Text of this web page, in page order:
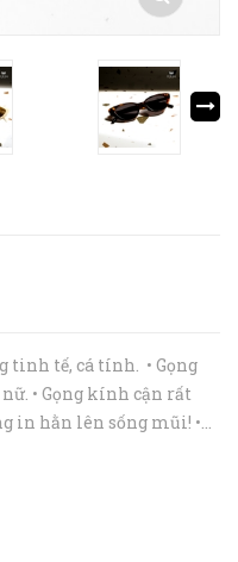
tế, cá tính. • Gọng
• Gọng kính cận rất
in hằn lên sống mũi! •